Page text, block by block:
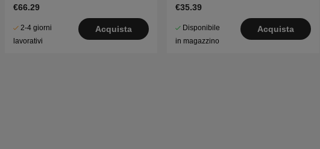
€66.29
2-4 giorni
lavorativi
Acquista
€35.39
Disponibile
in magazzino
Acquista